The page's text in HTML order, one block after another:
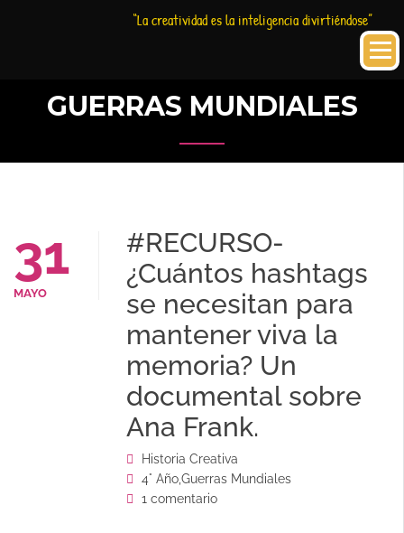
“La creatividad es la inteligencia divirtiéndose”
GUERRAS MUNDIALES
31
MAYO
#RECURSO-
¿Cuántos hashtags
se necesitan para
mantener viva la
memoria? Un
documental sobre
Ana Frank.
Historia Creativa
4° Año,Guerras Mundiales
1 comentario